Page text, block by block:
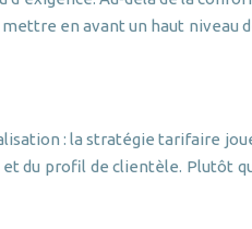
en avant un haut niveau
: la stratégie tarifaire
du profil de clientèle. Plutôt